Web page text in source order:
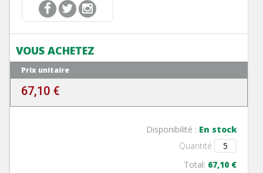
VOUS ACHETEZ
Prix unitaire
67,10 €
Disponibilité : En stock
Quantité
Total: 67,10 €